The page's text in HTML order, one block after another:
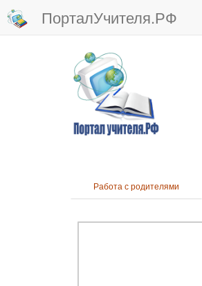
ПорталУчителя.РФ
Работа с родителями